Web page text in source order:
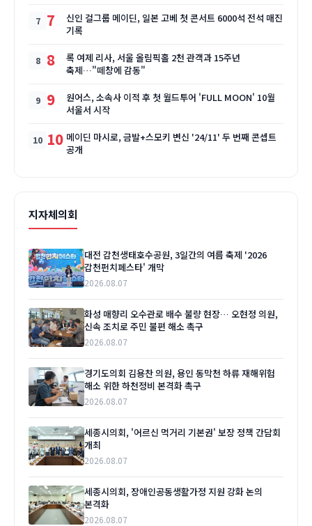
7
신인 걸그룹 메이딘, 일본 고베 첫 콘서트 6000석 전석 매진
기록
8
록 여제 리사, 서울 올림픽홀 2천 관객과 15주년
축제…"떼창에 감동"
9
원어스, 소속사 이적 후 첫 월드투어 'FULL MOON' 10월
서울서 시작
10 메이딘 마시로, 금발+스모키 변신 '24/11' 두 번째 콘셉트
공개
지자체의회
대전 갑천생태호수공원, 3일간의 여름 축제 '2026
갑천펀치페스타' 개막
2026.08.07
화성 매향리 오수관로 배수 불량 현장… 오현정 의원,
신속 조치로 주민 불편 해소 촉구
2026.08.07
경기도의회 김용찬 의원, 용인 동막천 하류 재해위험
해소 위한 하천정비 본격화 촉구
2026.08.07
세종시의회, '어르신 먹거리 기본권' 보장 정책 간담회
개최
2026.08.07
세종시의회, 장애인공동생활가정 지원 강화 논의
본격화
2026.08.07